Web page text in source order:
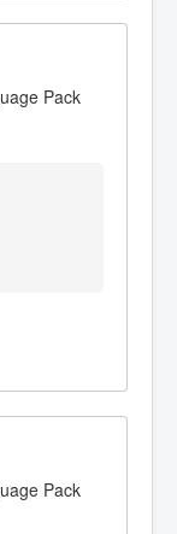
Pack
Pack